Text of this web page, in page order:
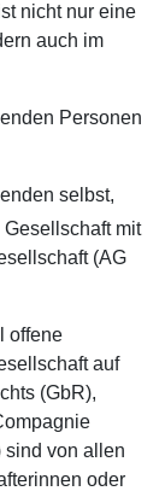
nicht nur eine
auch im
Personen
selbst,
mit
(AG
offene
auf
(GbR),
sind von allen
oder